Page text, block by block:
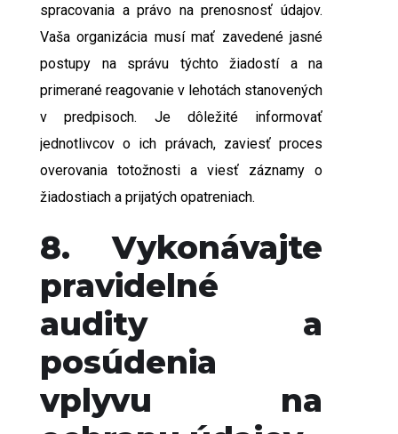
spracovania a právo na prenosnosť údajov.
Vaša organizácia musí mať zavedené jasné
postupy na správu týchto žiadostí a na
primerané reagovanie v lehotách stanovených
v predpisoch. Je dôležité informovať
jednotlivcov o ich právach, zaviesť proces
overovania totožnosti a viesť záznamy o
žiadostiach a prijatých opatreniach.
8. Vykonávajte
pravidelné
audity a
posúdenia
vplyvu na